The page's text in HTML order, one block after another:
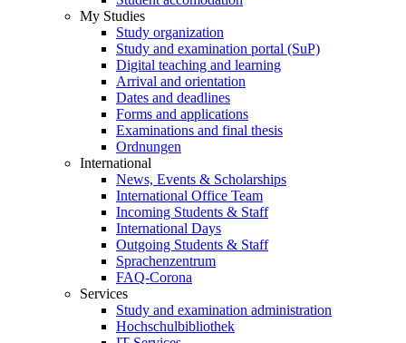
My Studies
Study organization
Study and examination portal (SuP)
Digital teaching and learning
Arrival and orientation
Dates and deadlines
Forms and applications
Examinations and final thesis
Ordnungen
International
News, Events & Scholarships
International Office Team
Incoming Students & Staff
International Days
Outgoing Students & Staff
Sprachenzentrum
FAQ-Corona
Services
Study and examination administration
Hochschulbibliothek